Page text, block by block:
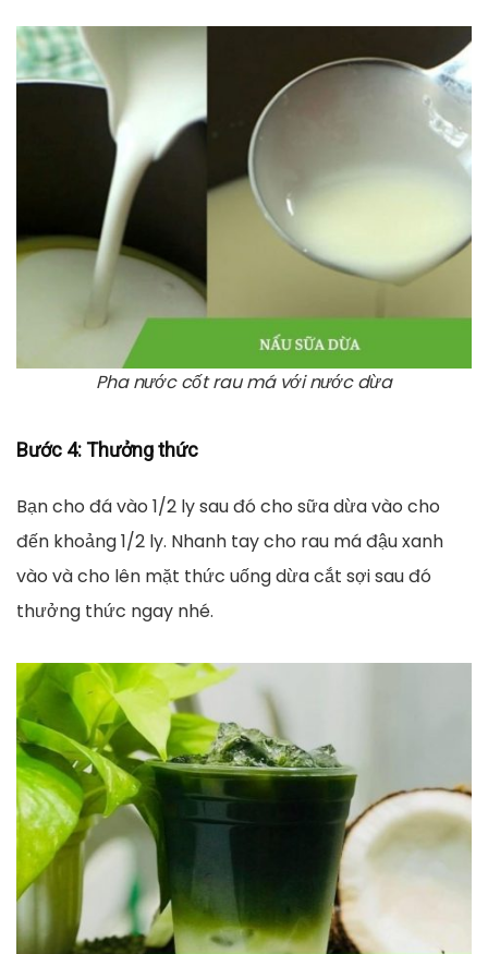
Pha nước cốt rau má với nước dừa
Bước 4:Thưởng thức
Bạn cho đá vào 1/2 ly sau đó cho sữa dừa vào cho
đến khoảng 1/2 ly. Nhanh tay cho rau má đậu xanh
vào và cho lên mặt thức uống dừa cắt sợi sau đó
thưởng thức ngay nhé.